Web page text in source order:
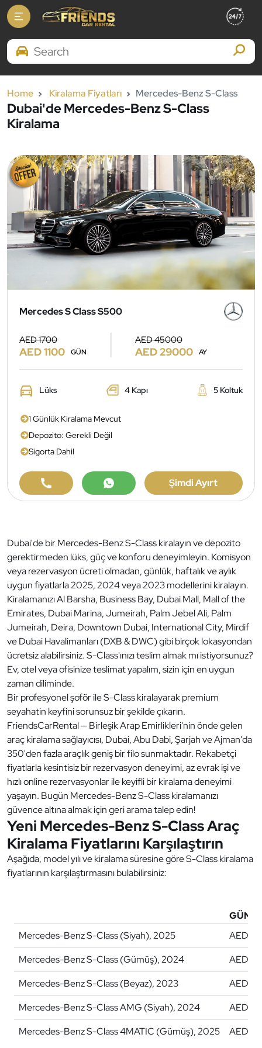
Search Brands
Home Kiralama Fiyatları Mercedes-Benz S-Class
Dubai'de Mercedes-Benz S-Class
Kiralama
Mercedes S Class S500
AED 1700
AED 1100 GÜN
AED 45000
AED 29000 AY
Lüks 4 Kapı 5 Koltuk
1 Günlük Kiralama Mevcut
Depozito: Gerekli Değil
Sigorta Dahil
Şimdi Ayırt
Dubai'de bir Mercedes-Benz S-Class kiralayın ve depozito
gerektirmeden lüks, güç ve konforu deneyimleyin. Komisyon
veya rezervasyon ücreti olmadan, günlük, haftalık ve aylık
uygun fiyatlarla 2025, 2024 veya 2023 modellerini kiralayın.
Kiralamanızı Al Barsha, Business Bay, Dubai Mall, Mall of the
Emirates, Dubai Marina, Jumeirah, Palm Jebel Ali, Palm
Jumeirah, Deira, Downtown Dubai, International City, Mirdif
ve Dubai Havalimanları (DXB & DWC) gibi birçok lokasyondan
ücretsiz alabilirsiniz. S-Class'ınızı teslim almak mı istiyorsunuz?
Ev, otel veya ofisinize teslimat yapalım, sizin için en uygun
zaman diliminde.
Bir profesyonel şoför ile S-Class kiralayarak premium
seyahatin keyfini sorunsuz bir şekilde çıkarın.
FriendsCarRental — Birleşik Arap Emirlikleri'nin önde gelen
araç kiralama sağlayıcısı, Dubai, Abu Dabi, Şarjah ve Ajman'da
350'den fazla araçlık geniş bir filo sunmaktadır. Rekabetçi
fiyatlarla kesintisiz bir rezervasyon deneyimi, az evrak işi ve
hızlı online rezervasyonlar ile keyifli bir kiralama deneyimi
yaşayın. Bugün Mercedes-Benz S-Class kiralamanızı
güvence altına almak için geri arama talep edin!
Yeni Mercedes-Benz S-Class Araç
Kiralama Fiyatlarını Karşılaştırın
Aşağıda, model yılı ve kiralama süresine göre S-Class kiralama
fiyatlarının karşılaştırmasını bulabilirsiniz:
Mercedes-Benz S-Class (Siyah), 2025
AED
Mercedes-Benz S-Class (Gümüş), 2024
AED
Mercedes-Benz S-Class (Beyaz), 2023
AED
Mercedes-Benz S-Class AMG (Siyah), 2024
AED
Mercedes-Benz S-Class 4MATIC (Gümüş), 2025
AED